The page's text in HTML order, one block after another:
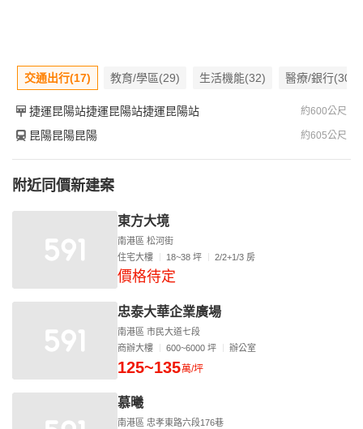
交通出行(17) 教育/學區(29) 生活機能(32) 醫療/銀行(30)
捷運昆陽站捷運昆陽站捷運昆陽站 約600公尺
昆陽昆陽昆陽 約605公尺
附近同價新建案
東方大境
南港區 松河街
住宅大樓
18~38 坪 2/2+1/3 房
價格待定
忠泰大華企業廣場
南港區 市民大道七段
商辦大樓
600~6000 坪 辦公室
125~135萬/坪
慕曦
南港區 忠孝東路六段176巷